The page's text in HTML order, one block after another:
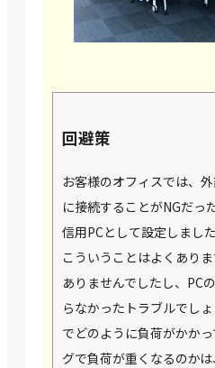
回避策
お客様のオフィスでは、
に接続することがNGだっ
信用PCとして設定しまし
こういうことはよくあり
ありませんでしたし、PC
らなかったトラブルでし
でどのように負荷がかか
グで負荷が重くなるのか